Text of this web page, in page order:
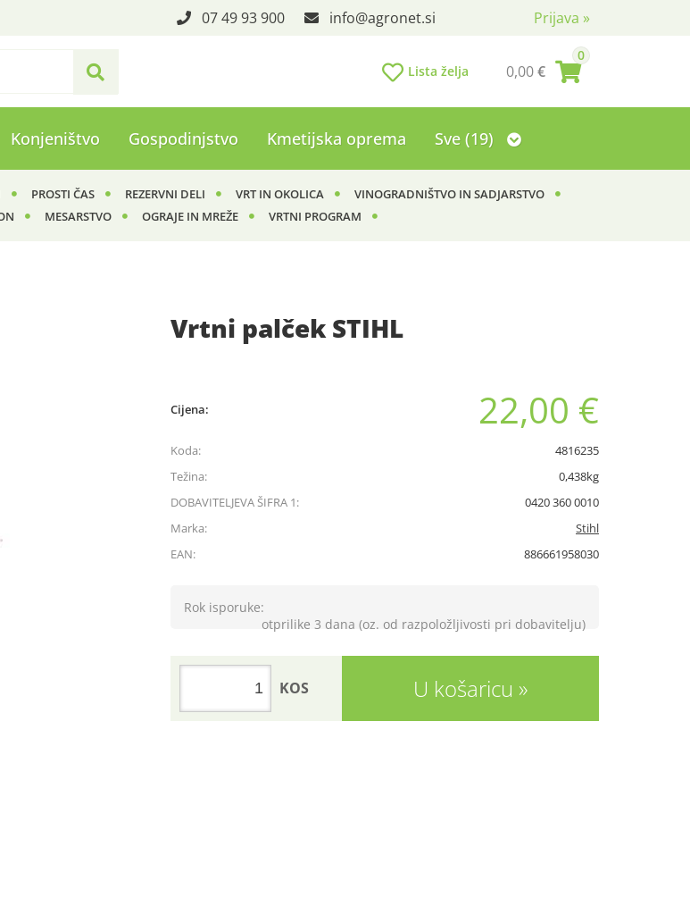
Prijava »
07 49 93 900 info agronet.si
0
0,00€
Lista želja
Konjeništvo Gospodinjstvo Kmetijska oprema Sve (19)
PROSTI ČAS REZERVNI DELI VRT IN OKOLICA
VINOGRADNIŠTVO IN SADJARSTVO
MESARSTVO OGRAJE IN MREŽE VRTNI PROGRAM
Vrtni palček STIHL
Cijena: 22,00 €
Koda:
4816235
Težina:
0,438kg
DOBAVITELJEVA ŠIFRA 1:
0420 360 0010
Marka:
Stihl
EAN:
886661958030
Rok isporuke:
otprilike 3 dana (oz. od razpoložljivosti pri dobavitelju)
U košaricu
KOS